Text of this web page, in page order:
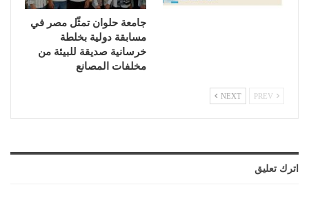
جامعة حلوان تمثّل مصر في
مسابقة دولية بخلطة
خرسانية صديقة للبيئة من
مخلفات المصانع
NEXT
اترك تعليق